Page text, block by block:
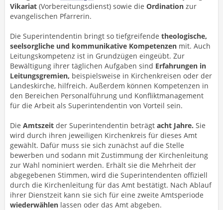
Vikariat (Vorbereitungsdienst) sowie die Ordination zur
evangelischen Pfarrerin.
Die Superintendentin bringt so tiefgreifende theologische,
seelsorgliche und kommunikative Kompetenzen mit. Auch
Leitungskompetenz ist in Grundzügen eingeübt. Zur
Bewältigung ihrer täglichen Aufgaben sind Erfahrungen in
Leitungsgremien, beispielsweise in Kirchenkreisen oder der
Landeskirche, hilfreich. Außerdem können Kompetenzen in
den Bereichen Personalführung und Konfliktmanagement
für die Arbeit als Superintendentin von Vorteil sein.
Die Amtszeit der Superintendentin beträgt acht Jahre. Sie
wird durch ihren jeweiligen Kirchenkreis für dieses Amt
gewählt. Dafür muss sie sich zunächst auf die Stelle
bewerben und sodann mit Zustimmung der Kirchenleitung
zur Wahl nominiert werden. Erhält sie die Mehrheit der
abgegebenen Stimmen, wird die Superintendenten offiziell
durch die Kirchenleitung für das Amt bestätigt. Nach Ablauf
ihrer Dienstzeit kann sie sich für eine zweite Amtsperiode
wiederwählen lassen oder das Amt abgeben.